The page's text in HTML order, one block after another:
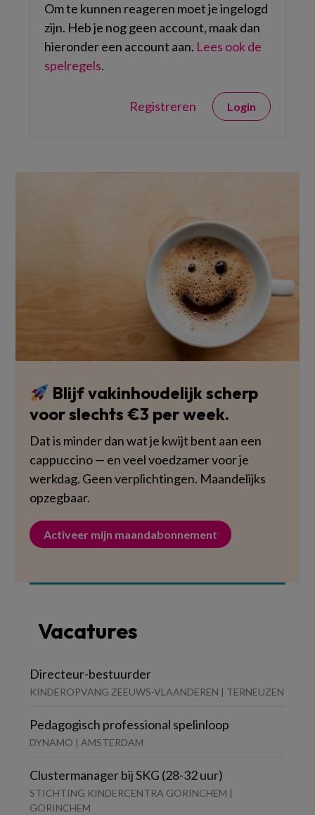
Om te kunnen reageren moet je ingelogd
zijn. Heb je nog geen account, maak dan
hieronder een account aan. Lees ook de
spelregels.
Registreren Login
Blijf vakinhoudelijk scherp
voor slechts €3 per week.
Dat is minder dan wat je kwijt bent aan een
cappuccino — en veel voedzamer voor je
werkdag. Geen verplichtingen. Maandelijks
opzegbaar.
Activeer mijn maandabonnement
Vacatures
Directeur-bestuurder
KINDEROPVANG ZEEUWS-VLAANDEREN | TERNEUZEN
Pedagogisch professional spelinloop
DYNAMO | AMSTERDAM
Clustermanager bij SKG (28-32 uur)
STICHTING KINDERCENTRA GORINCHEM |
GORINCHEM